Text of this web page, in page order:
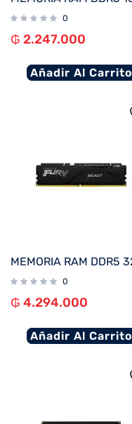
0
₲ 2.247.000
Añadir Al Carrito
0
₲ 4.294.000
Añadir Al Carrito